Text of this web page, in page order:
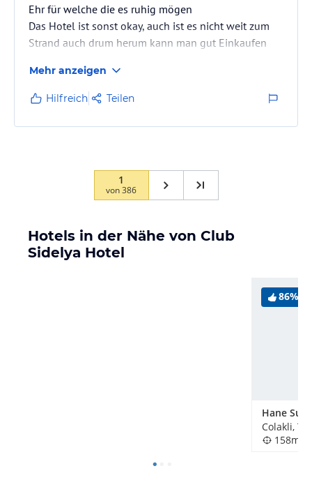
Ehr für welche die es ruhig mögen
Das Hotel ist sonst okay, auch ist es nicht weit zum
Strand auch drum herum kann man gut Einkaufen
Mehr anzeigen
Hilfreich Teilen
1
von386
Hotels in der Nähe von Club
Sidelya Hotel
86%
Colakli,
158m